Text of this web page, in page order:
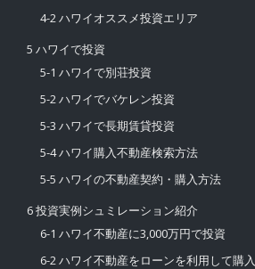
4-2 ハワイオススメ投資エリア
5 ハワイで投資
5-1 ハワイで別荘投資
5-2 ハワイでバケレン投資
5-3 ハワイで長期賃貸投資
5-4 ハワイ購入不動産検索方法
5-5 ハワイの不動産契約・購入方法
6 投資実例シュミレーション紹介
6-1 ハワイ不動産に3,000万円で投資
6-2 ハワイ不動産をローンを利用して購入